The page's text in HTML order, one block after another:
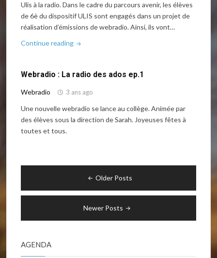
Ulis à la radio. Dans le cadre du parcours avenir, les élèves
de 6è du dispositif ULIS sont engagés dans un projet de
réalisation d’émissions de webradio. Ainsi, ils vont…
Continue reading"Webradio
travaille
collège :
le
métier
collège »"
Webradio : La radio des ados ep.1
Webradio 3 ans ago
Une nouvelle webradio se lance au collège. Animée par
des élèves sous la direction de Sarah. Joyeuses fêtes à
toutes et tous.
articles
Older Posts
Newer Posts
AGENDA